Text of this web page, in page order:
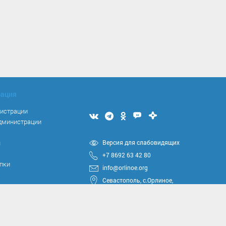
МыМы
Telegram
Мы
одноклассниках
Мы
Max
Мы
Дзен
Версия для слабовидящих
+7 8692 63 42 80
info@orlinoe.org
Севастополь, с.Орлиное,